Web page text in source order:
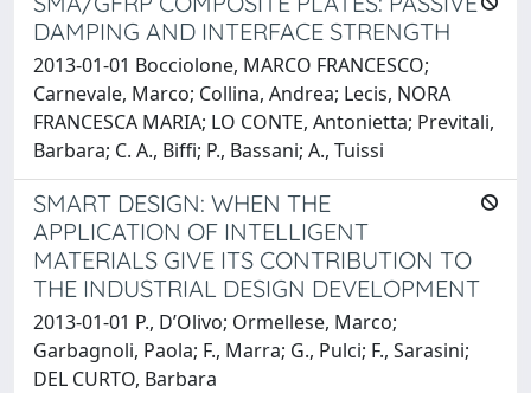
DAMPING AND INTERFACE STRENGTH
2013-01-01 Bocciolone, MARCO FRANCESCO;
Carnevale, Marco; Collina, Andrea; Lecis, NORA
FRANCESCA MARIA; LO CONTE, Antonietta; Previtali,
Barbara; C. A., Biffi; P., Bassani; A., Tuissi
SMART DESIGN: WHEN THE
APPLICATION OF INTELLIGENT
MATERIALS GIVE ITS CONTRIBUTION TO
THE INDUSTRIAL DESIGN DEVELOPMENT
2013-01-01 P., D’Olivo; Ormellese, Marco;
Garbagnoli, Paola; F., Marra; G., Pulci; F., Sarasini;
DEL CURTO, Barbara